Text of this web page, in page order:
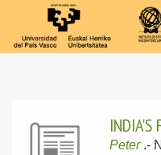
INDIA'S
Peter .-